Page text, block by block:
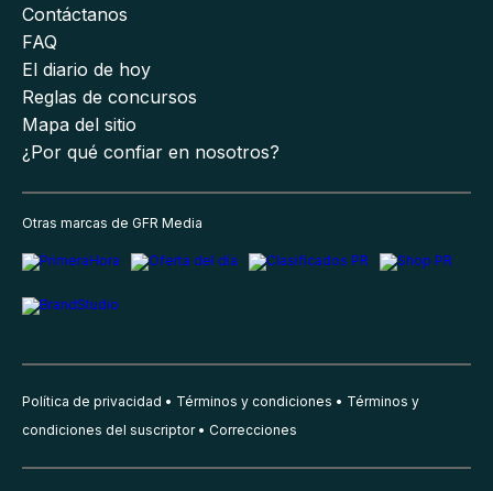
Contáctanos
FAQ
El diario de hoy
Reglas de concursos
Mapa del sitio
¿Por qué confiar en nosotros?
Otras marcas de GFR Media
Política de privacidad Términos y condiciones
Términos y
condiciones del suscriptor
Correcciones